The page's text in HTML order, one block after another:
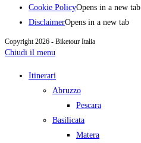
Cookie PolicyOpens in a new tab
DisclaimerOpens in a new tab
Copyright 2026 - Biketour Italia
Chiudi il menu
Itinerari
Abruzzo
Pescara
Basilicata
Matera